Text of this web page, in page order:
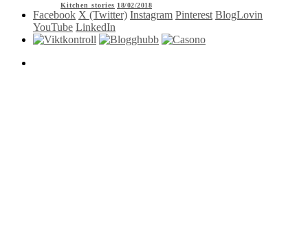
Kitchen stories 18/02/2018
Facebook X (Twitter) Instagram Pinterest BlogLovin
YouTube LinkedIn